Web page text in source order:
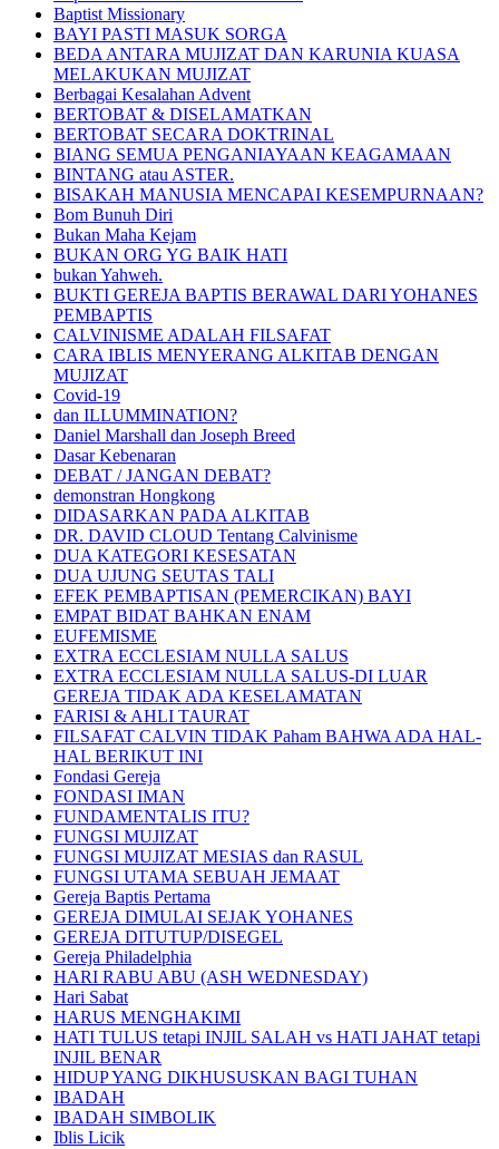
Baptist Missionary
BAYI PASTI MASUK SORGA
BEDA ANTARA MUJIZAT DAN KARUNIA KUASA
MELAKUKAN MUJIZAT
Berbagai Kesalahan Advent
BERTOBAT & DISELAMATKAN
BERTOBAT SECARA DOKTRINAL
BIANG SEMUA PENGANIAYAAN KEAGAMAAN
BINTANG atau ASTER.
BISAKAH MANUSIA MENCAPAI KESEMPURNAAN?
Bom Bunuh Diri
Bukan Maha Kejam
BUKAN ORG YG BAIK HATI
bukan Yahweh.
BUKTI GEREJA BAPTIS BERAWAL DARI YOHANES
PEMBAPTIS
CALVINISME ADALAH FILSAFAT
CARA IBLIS MENYERANG ALKITAB DENGAN
MUJIZAT
Covid-19
dan ILLUMMINATION?
Daniel Marshall dan Joseph Breed
Dasar Kebenaran
DEBAT / JANGAN DEBAT?
demonstran Hongkong
DIDASARKAN PADA ALKITAB
DR. DAVID CLOUD Tentang Calvinisme
DUA KATEGORI KESESATAN
DUA UJUNG SEUTAS TALI
EFEK PEMBAPTISAN (PEMERCIKAN) BAYI
EMPAT BIDAT BAHKAN ENAM
EUFEMISME
EXTRA ECCLESIAM NULLA SALUS
EXTRA ECCLESIAM NULLA SALUS-DI LUAR
GEREJA TIDAK ADA KESELAMATAN
FARISI & AHLI TAURAT
FILSAFAT CALVIN TIDAK Paham BAHWA ADA HAL-
HAL BERIKUT INI
Fondasi Gereja
FONDASI IMAN
FUNDAMENTALIS ITU?
FUNGSI MUJIZAT
FUNGSI MUJIZAT MESIAS dan RASUL
FUNGSI UTAMA SEBUAH JEMAAT
Gereja Baptis Pertama
GEREJA DIMULAI SEJAK YOHANES
GEREJA DITUTUP/DISEGEL
Gereja Philadelphia
HARI RABU ABU (ASH WEDNESDAY)
Hari Sabat
HARUS MENGHAKIMI
HATI TULUS tetapi INJIL SALAH vs HATI JAHAT tetapi
INJIL BENAR
HIDUP YANG DIKHUSUSKAN BAGI TUHAN
IBADAH
IBADAH SIMBOLIK
Iblis Licik